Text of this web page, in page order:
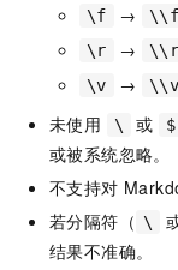
\f
→
\\f
\r
→
\\r
\v
→ \\v
未使用 \ 或 $
或被系统忽略。
不支持对
若分隔符（ \
结果不准确。